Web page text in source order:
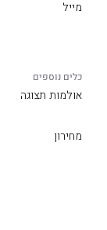
מייל
כלים נוספים
אולמות תצוגה
מחירון